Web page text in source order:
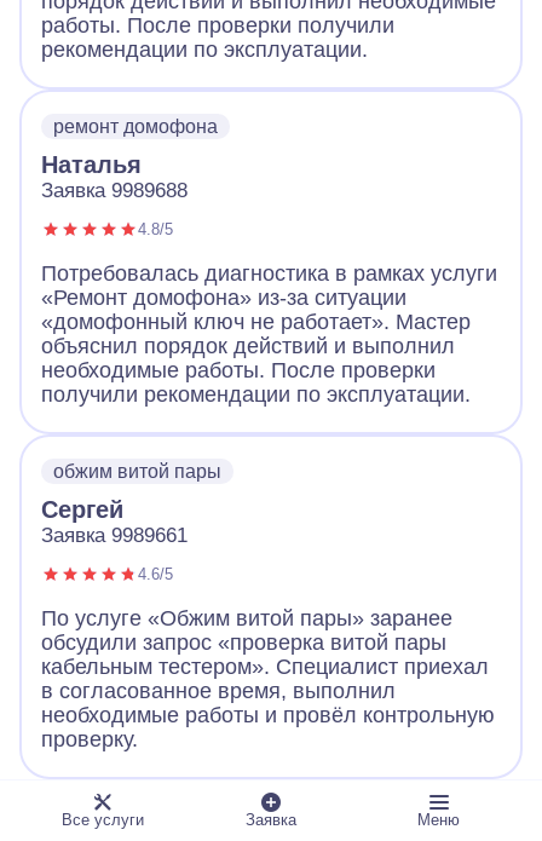
работы. После проверки получили
рекомендации по эксплуатации.
ремонт домофона
Наталья
Заявка 9989688
4.8/5
Потребовалась диагностика в рамках услуги
«Ремонт домофона» из-за ситуации
«домофонный ключ не работает». Мастер
объяснил порядок действий и выполнил
необходимые работы. После проверки
получили рекомендации по эксплуатации.
обжим витой пары
Сергей
Заявка 9989661
4.6/5
По услуге «Обжим витой пары» заранее
обсудили запрос «проверка витой пары
кабельным тестером». Специалист приехал
в согласованное время, выполнил
необходимые работы и провёл контрольную
проверку.
ландшафтное освещение
Все услуги Заявка Меню